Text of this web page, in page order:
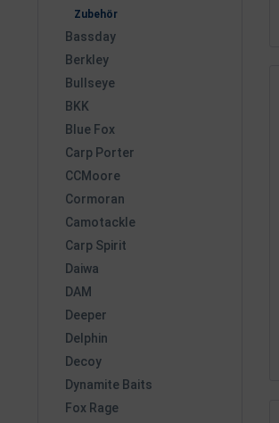
Zubehör
Bassday
Berkley
Bullseye
BKK
Blue Fox
Carp Porter
CCMoore
Cormoran
Camotackle
Carp Spirit
Daiwa
DAM
Deeper
Delphin
Decoy
Dynamite Baits
Fox Rage